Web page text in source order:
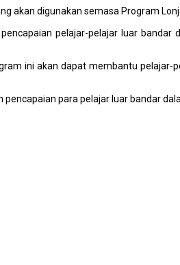
akan digunakan semasa Program
pelajar-pelajar luar
ini akan dapat membantu
para pelajar luar bandar